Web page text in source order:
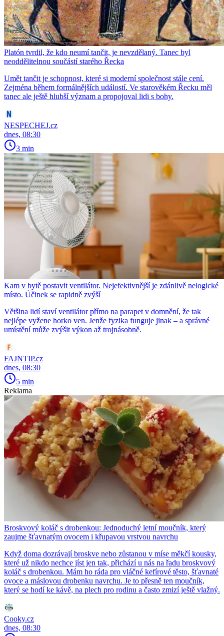
Platón tvrdil, že kdo neumí tančit, je nevzdělaný. Tanec byl
neoddělitelnou součástí starého Řecka
Umět tančit je schopnost, které si moderní společnost stále cení.
Zejména během formálnějších událostí. Ve starověkém Řecku měl
tanec ale ještě hlubší význam a propojoval lidi s bohy.
NESPECHEJ.cz
dnes, 08:30
3 min
Kam v bytě postavit ventilátor. Nejefektivnější je zdánlivě nelogické
místo. Účinek se rapidně zvýší
Většina lidí staví ventilátor přímo na parapet v domnění, že tak
nejlépe vyžene horko ven. Jenže fyzika funguje jinak – a správné
umístění může zvýšit výkon až trojnásobně.
FAJNTIP.cz
dnes, 08:30
5 min
Reklama
Broskvový koláč s drobenkou: Jednoduchý letní moučník, který
zaujme šťavnatým ovocem i křupavou vrstvou navrchu
Když doma dozrávají broskve nebo zůstanou v míse měkčí kousky,
které už nikdo nechce jíst jen tak, přichází u nás na řadu broskvový
koláč s drobenkou. Mám ho ráda pro vláčné kefírové těsto, šťavnaté
ovoce a máslovou drobenku navrchu. Je to přesně ten moučník,
který se hodí ke kávě, na plech pro rodinu a často zmizí ještě vlažný.
Cooky.cz
dnes, 08:30